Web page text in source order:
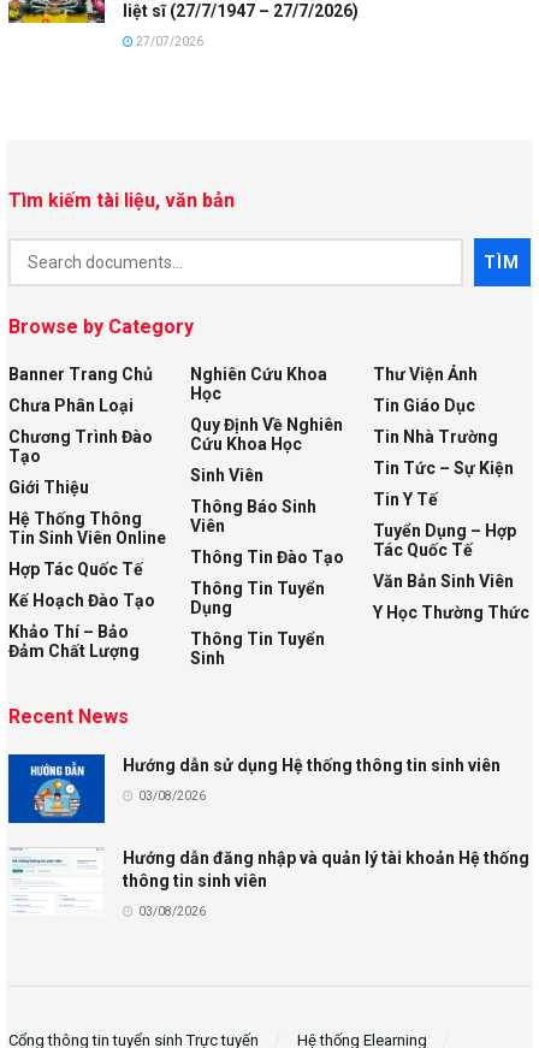
liệt sĩ (27/7/1947 – 27/7/2026)
27/07/2026
Tìm kiếm tài liệu, văn bản
TÌM
Browse by Category
Banner Trang Chủ
Chưa Phân Loại
Chương Trình Đào
Tạo
Giới Thiệu
Hệ Thống Thông
Tin Sinh Viên Online
Hợp Tác Quốc Tế
Kế Hoạch Đào Tạo
Khảo Thí – Bảo
Đảm Chất Lượng
Nghiên Cứu Khoa
Học
Quy Định Về Nghiên
Cứu Khoa Học
Sinh Viên
Thông Báo Sinh
Viên
Thông Tin Đào Tạo
Thông Tin Tuyển
Dụng
Thông Tin Tuyển
Sinh
Thư Viện Ảnh
Tin Giáo Dục
Tin Nhà Trường
Tin Tức – Sự Kiện
Tin Y Tế
Tuyển Dụng – Hợp
Tác Quốc Tế
Văn Bản Sinh Viên
Y Học Thường Thức
Recent News
Hướng dẫn sử dụng Hệ thống thông tin sinh viên
03/08/2026
Hướng dẫn đăng nhập và quản lý tài khoản Hệ thống
thông tin sinh viên
03/08/2026
Cổng thông tin tuyển sinh Trực tuyến Hệ thống Elearning